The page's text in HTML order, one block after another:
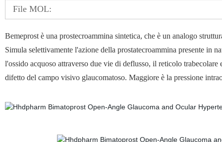
File MOL:
Bemeprost è una prostecroammina sintetica, che è un analogo
Simula selettivamente l'azione della prostatecroammina presente in
l'ossido acquoso attraverso due vie di deflusso, il reticolo
difetto del campo visivo glaucomatoso. Maggiore è la pressione